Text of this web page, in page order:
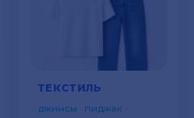
ТЕКСТИЛЬ
джинсы · пиджак ·